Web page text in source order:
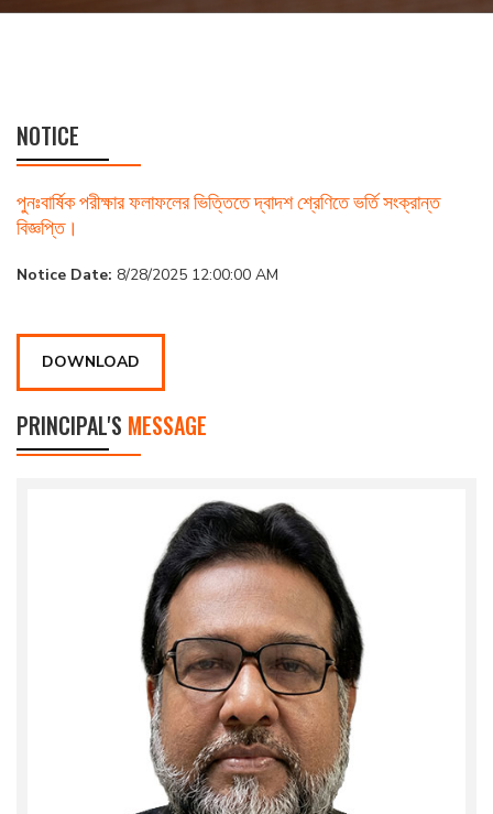
NOTICE
পুনঃবার্ষিক পরীক্ষার ফলাফলের ভিত্তিতে দ্বাদশ শ্রেণিতে ভর্তি সংক্রান্ত
বিজ্ঞপ্তি।
Notice Date: 8/28/2025 12:00:00 AM
DOWNLOAD
PRINCIPAL'S MESSAGE